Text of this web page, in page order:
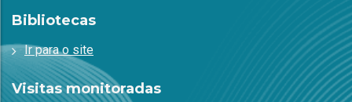
Bibliotecas
Ir para o site
Visitas monitoradas